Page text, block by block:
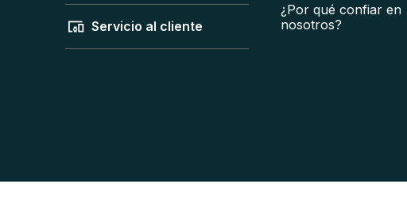
Servicio al cliente
¿Por qué confiar en
nosotros?